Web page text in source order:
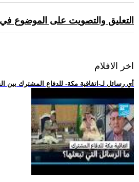
التعليق والتصويت على الموضوع
اخر الافلام
.. أي رسائل لـ-اتفاقية مكة- للدفاع المشترك بين